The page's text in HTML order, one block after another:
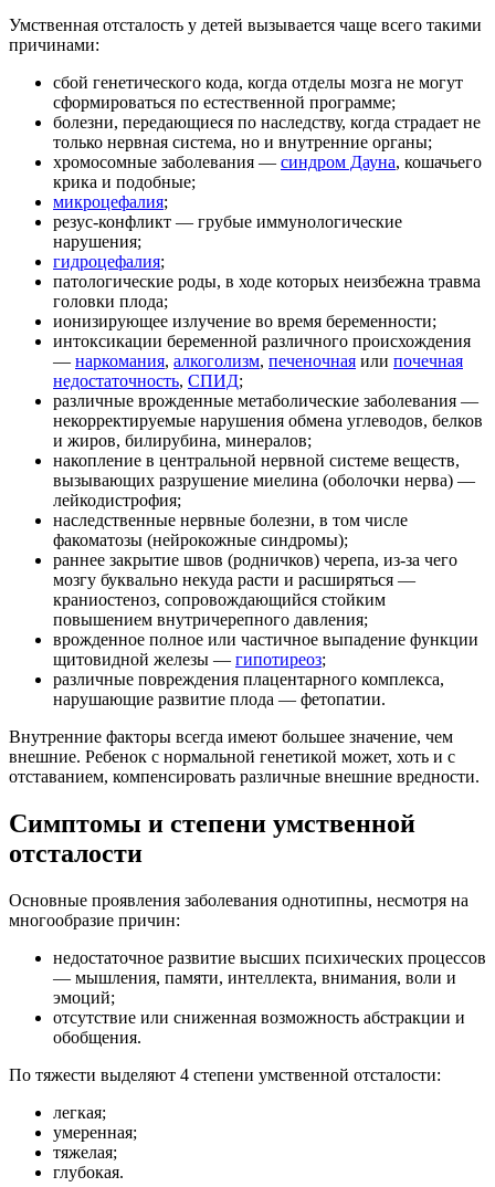
Умственная отсталость у детей вызывается чаще всего такими
причинами:
сбой генетического кода, когда отделы мозга не могут
сформироваться по естественной программе;
болезни, передающиеся по наследству, когда страдает не
только нервная система, но и внутренние органы;
хромосомные заболевания — синдром Дауна, кошачьего
крика и подобные;
микроцефалия;
резус-конфликт — грубые иммунологические
нарушения;
гидроцефалия;
патологические роды, в ходе которых неизбежна травма
головки плода;
ионизирующее излучение во время беременности;
интоксикации беременной различного происхождения
— наркомания, алкоголизм, печеночная или почечная
недостаточность, СПИД;
различные врожденные метаболические заболевания —
некорректируемые нарушения обмена углеводов, белков
и жиров, билирубина, минералов;
накопление в центральной нервной системе веществ,
вызывающих разрушение миелина (оболочки нерва) —
лейкодистрофия;
наследственные нервные болезни, в том числе
факоматозы (нейрокожные синдромы);
раннее закрытие швов (родничков) черепа, из-за чего
мозгу буквально некуда расти и расширяться —
краниостеноз, сопровождающийся стойким
повышением внутричерепного давления;
врожденное полное или частичное выпадение функции
щитовидной железы — гипотиреоз;
различные повреждения плацентарного комплекса,
нарушающие развитие плода — фетопатии.
Внутренние факторы всегда имеют большее значение, чем
внешние. Ребенок с нормальной генетикой может, хоть и с
отставанием, компенсировать различные внешние вредности.
Симптомы и степени умственной
отсталости
Основные проявления заболевания однотипны, несмотря на
многообразие причин:
недостаточное развитие высших психических процессов
— мышления, памяти, интеллекта, внимания, воли и
эмоций;
отсутствие или сниженная возможность абстракции и
обобщения.
По тяжести выделяют 4 степени умственной отсталости:
легкая;
умеренная;
тяжелая;
глубокая.